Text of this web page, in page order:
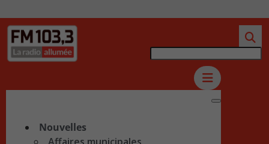
Nouvelles